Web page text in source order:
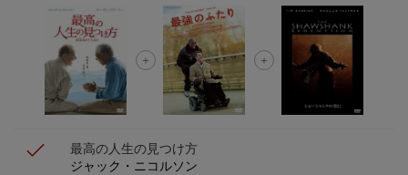
【スタンプカード】楽天ポイントもらえる＆抽選で豪華景品
が当たる！
Blu-ray・DVDセール・お買い得情報
最高の人生の見つけ方
ジャック・ニコルソン